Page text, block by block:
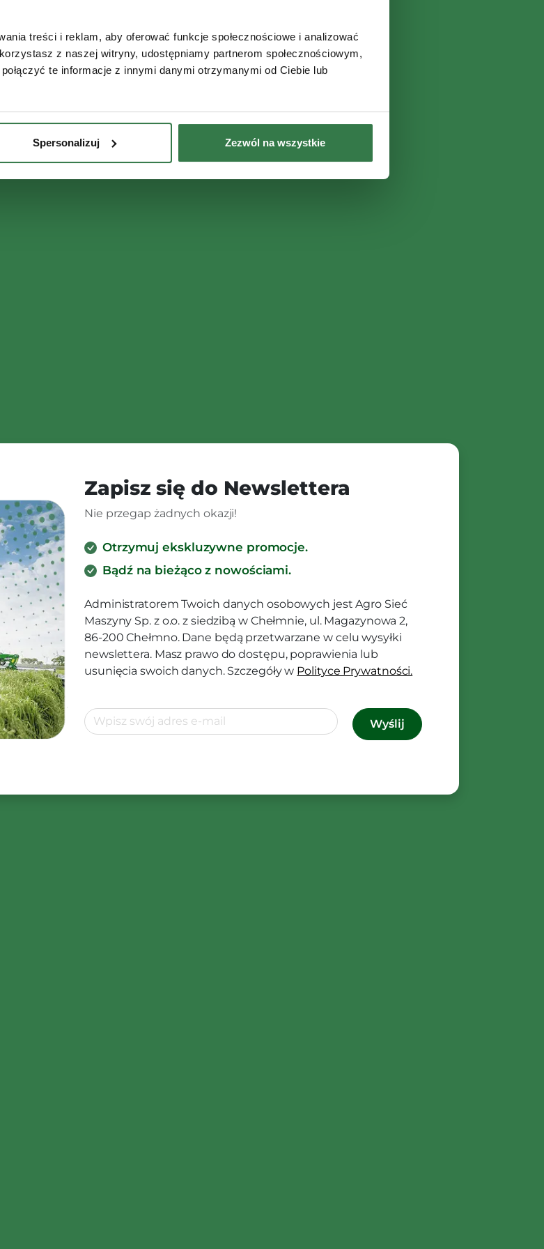
treści i reklam, aby oferować funkcje społecznościowe i analizować
z naszej witryny, udostępniamy partnerom społecznościowym,
te informacje z innymi danymi otrzymanymi od Ciebie lub
Spersonalizuj Zezwól na wszystkie
Zapisz się do Newslettera
Nie przegap żadnych okazji!
Otrzymuj ekskluzywne promocje.
Bądź na bieżąco z nowościami.
Administratorem Twoich danych osobowych jest Agro Sieć
Maszyny Sp. z o.o. z siedzibą w Chełmnie, ul. Magazynowa 2,
86-200 Chełmno. Dane będą przetwarzane w celu wysyłki
newslettera. Masz prawo do dostępu, poprawienia lub
usunięcia swoich danych. Szczegóły w Polityce Prywatności.